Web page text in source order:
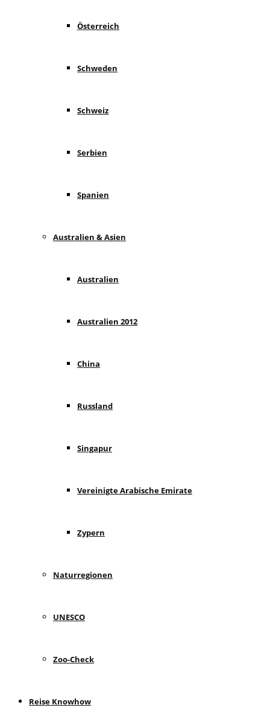
Österreich
Schweden
Schweiz
Serbien
Spanien
Australien & Asien
Australien
Australien 2012
China
Russland
Singapur
Vereinigte Arabische Emirate
Zypern
Naturregionen
UNESCO
Zoo-Check
Reise Knowhow